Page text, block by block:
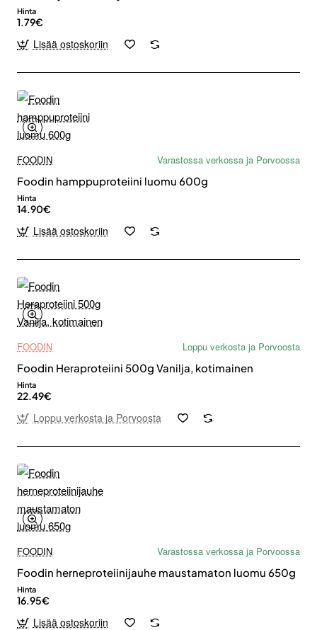
Hinta
1.79€
Lisää ostoskoriin
FOODIN
Varastossa verkossa ja Porvoossa
Foodin hamppuproteiini luomu 600g
Hinta
14.90€
Lisää ostoskoriin
FOODIN
Loppu verkosta ja Porvoosta
Foodin Heraproteiini 500g Vanilja, kotimainen
Hinta
22.49€
Loppu verkosta ja Porvoosta
FOODIN
Varastossa verkossa ja Porvoossa
Foodin herneproteiinijauhe maustamaton luomu 650g
Hinta
16.95€
Lisää ostoskoriin